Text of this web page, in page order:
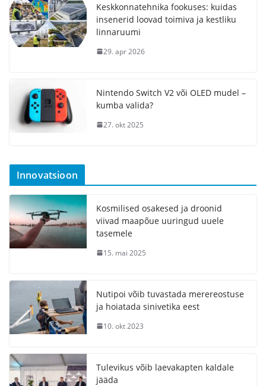
Keskkonnatehnika fookuses: kuidas
insenerid loovad toimiva ja kestliku
linnaruumi
29. apr 2026
Nintendo Switch V2 või OLED mudel –
kumba valida?
27. okt 2025
Innovatsioon
Kosmilised osakesed ja droonid
viivad maapõue uuringud uuele
tasemele
15. mai 2025
Nutipoi võib tuvastada merereostuse
ja hoiatada sinivetika eest
10. okt 2023
Tulevikus võib laevakapten kaldale
jääda